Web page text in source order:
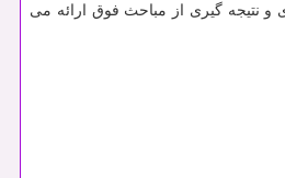
و نتیجه گیری از مباحث فوق ارائه می